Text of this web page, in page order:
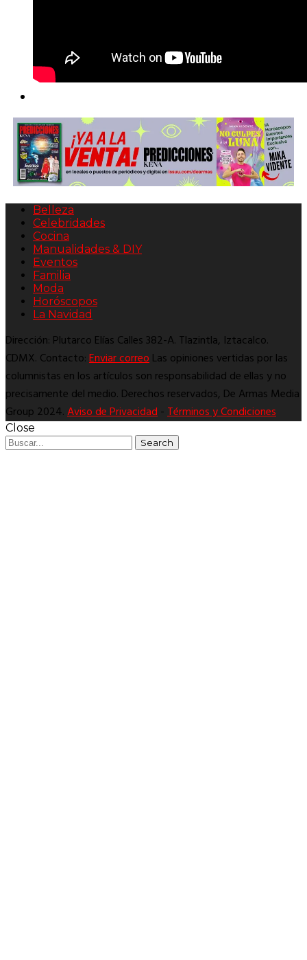
Belleza
Celebridades
Cocina
Manualidades & DIY
Eventos
Familia
Moda
Horóscopos
La Navidad
Dirección: Plutarco Elías Calles 382-A. Tlazintla, Iztacalco.
CDMX. Contacto:Enviar correoLas opiniones vertidas por las
columnistas en los artículos son responsabilidad de ellas y no
precisamente del medio. Derechos reservados, De Armas Media
Group 2024.Aviso de Privacidad-Términos y Condiciones
Close